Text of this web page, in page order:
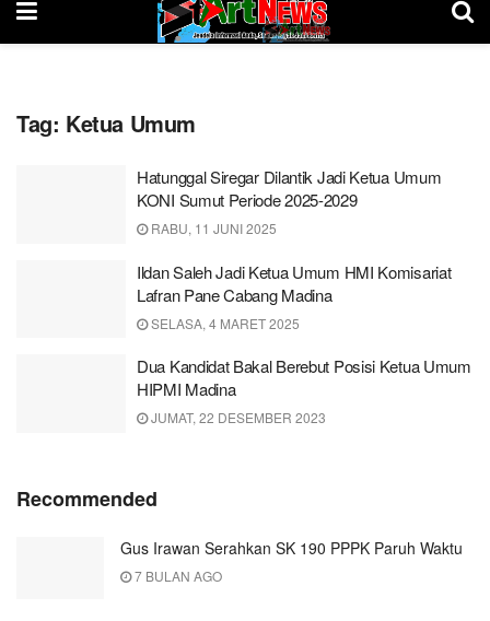
Tag: Ketua Umum
Hatunggal Siregar Dilantik Jadi Ketua Umum
KONI Sumut Periode 2025-2029
RABU, 11 JUNI 2025
Ildan Saleh Jadi Ketua Umum HMI Komisariat
Lafran Pane Cabang Madina
SELASA, 4 MARET 2025
Dua Kandidat Bakal Berebut Posisi Ketua Umum
HIPMI Madina
JUMAT, 22 DESEMBER 2023
Recommended
Gus Irawan Serahkan SK 190 PPPK Paruh Waktu
7 BULAN AGO